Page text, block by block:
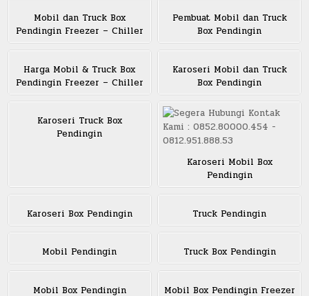
Mobil dan Truck Box
Pendingin Freezer – Chiller
Pembuat Mobil dan Truck
Box Pendingin
Harga Mobil & Truck Box
Pendingin Freezer – Chiller
Karoseri Mobil dan Truck
Box Pendingin
Karoseri Truck Box
Pendingin
Karoseri Mobil Box
Pendingin
Karoseri Box Pendingin Truck Pendingin
Mobil Pendingin Truck Box Pendingin
Mobil Box Pendingin Mobil Box Pendingin Freezer